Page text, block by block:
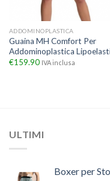
ADDOMINOPLASTICA
Guaina MH Comfort Per
Addominoplastica
€159.90 IVA inclusa
ULTIMI
Boxer per